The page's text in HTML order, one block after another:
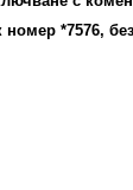
*7576,